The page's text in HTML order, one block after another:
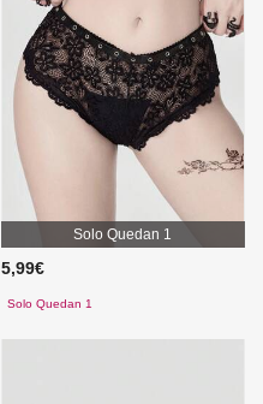
Solo Quedan 1
5,99€
Solo Quedan 1